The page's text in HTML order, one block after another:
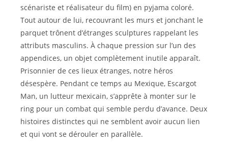
scénariste et réalisateur du film) en pyjama coloré.
Tout autour de lui, recouvrant les murs et jonchant le
parquet trônent d’étranges sculptures rappelant les
attributs masculins. À chaque pression sur l’un des
appendices, un objet complètement inutile apparaît.
Prisonnier de ces lieux étranges, notre héros
désespère. Pendant ce temps au Mexique, Escargot
Man, un lutteur mexicain, s’apprête à monter sur le
ring pour un combat qui semble perdu d’avance. Deux
histoires distinctes qui ne semblent avoir aucun lien
et qui vont se dérouler en parallèle.